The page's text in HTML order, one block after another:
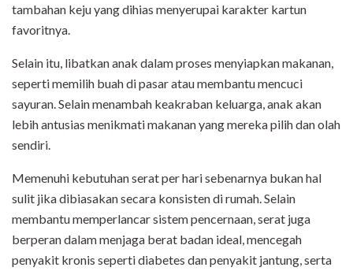
tambahan keju yang dihias menyerupai karakter kartun
favoritnya.
Selain itu, libatkan anak dalam proses menyiapkan makanan,
seperti memilih buah di pasar atau membantu mencuci
sayuran. Selain menambah keakraban keluarga, anak akan
lebih antusias menikmati makanan yang mereka pilih dan olah
sendiri.
Memenuhi kebutuhan serat per hari sebenarnya bukan hal
sulit jika dibiasakan secara konsisten di rumah. Selain
membantu memperlancar sistem pencernaan, serat juga
berperan dalam menjaga berat badan ideal, mencegah
penyakit kronis seperti diabetes dan penyakit jantung, serta